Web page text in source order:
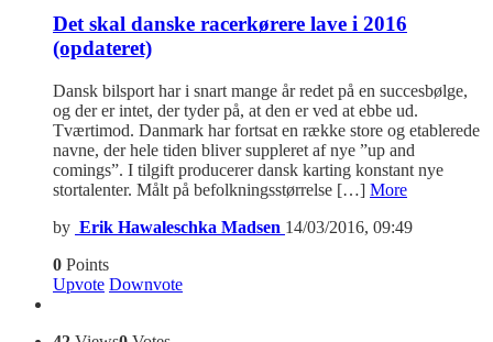
Det skal danske racerkørere lave i 2016
(opdateret)
Dansk bilsport har i snart mange år redet på en succesbølge,
og der er intet, der tyder på, at den er ved at ebbe ud.
Tværtimod. Danmark har fortsat en række store og etablerede
navne, der hele tiden bliver suppleret af nye ”up and
comings”. I tilgift producerer dansk karting konstant nye
stortalenter. Målt på befolkningsstørrelse […] More
by Erik Hawaleschka Madsen 14/03/2016, 09:49
0 Points
Upvote Downvote